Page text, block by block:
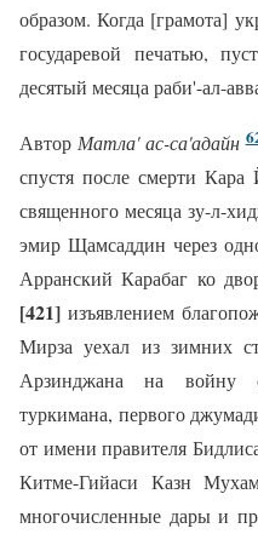
образом. Когда [грамота]
государевой печатью,
десятый месяца раби'-ал-
Автор Матла' ас-са'адайн
спустя после смерти
священного месяца зу-л-
эмир Щамсаддин через
Арранский Карабаг ко
[421]изъявлением
Мирза уехал из зимних
Арзинджана на войну
туркимана, первого
от имени правителя
Китме-Гийаси Казн
многочисленные дары и